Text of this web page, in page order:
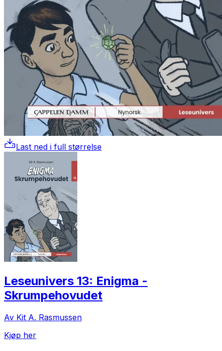
Last ned i full størrelse
Leseunivers 13: Enigma -
Skrumpehovudet
Av Kit A. Rasmussen
Kjøp her